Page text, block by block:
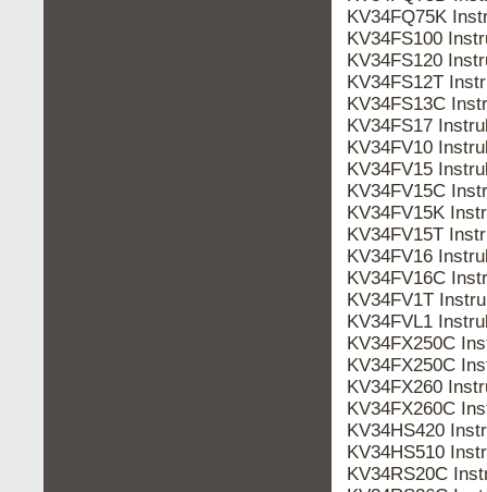
KV34FQ75K
KV34FS100
KV34FS120
KV34FS12T
KV34FS13C
KV34FS17
KV34FV10
KV34FV15
KV34FV15C
KV34FV15K
KV34FV15T
KV34FV16
KV34FV16C
KV34FV1T
KV34FVL1
KV34FX250C
KV34FX250C
KV34FX260
KV34FX260C
KV34HS420
KV34HS510
KV34RS20C